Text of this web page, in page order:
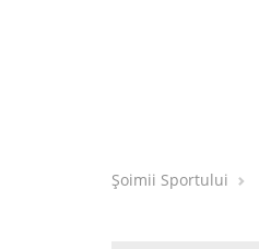
Șoimii Sportului